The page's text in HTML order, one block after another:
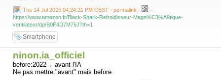
Tue 14 Jul 2026 04:24:21 PM CEST - permalink - -
https://www.amazon.fr/Black-Shark-Refroidisseur-Magn%C3%A9tique-
ventilateur/dp/B0F4D7M75J?th=1
Smartphone
ninon.ia_officiel
before:2022→ avant l'IA
Ne pas mettre "avant" mais before